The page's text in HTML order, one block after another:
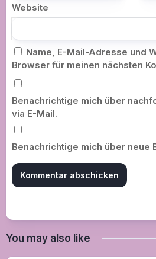
Website
Name, E-Mail-Adresse und
Browser für meinen nächsten
Benachrichtige mich über
via E-Mail.
Benachrichtige mich über neue
You may also like